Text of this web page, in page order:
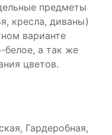
предметы
кресла, диваны)
варианте
белое, а так же
цветов.
Гардеробная,